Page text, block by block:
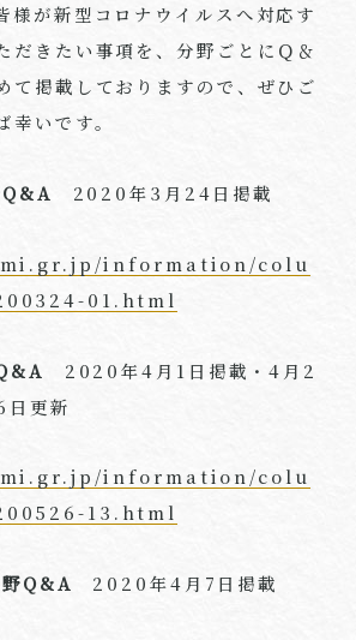
様が新型コロナウイルスへ対応す
だきたい事項を、分野ごとにＱ＆
て掲載しておりますので、ぜひご
いです。
Q&A 2020年3月24日掲載
information/colu
01.html
Q&A 2020年4月1日掲載・4月2
更新
information/colu
13.html
野Q&A 2020年4月7日掲載